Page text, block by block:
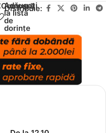
Compară
Adăugați
la lista
de
dorințe
Distribuie: